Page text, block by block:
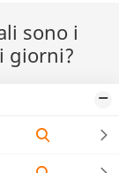
sono i
giorni?